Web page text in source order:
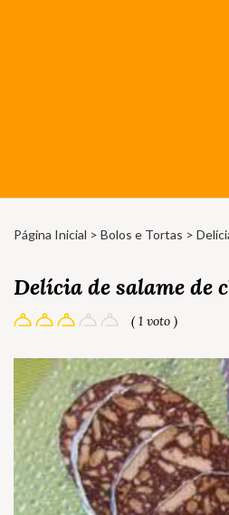
Página Inicial > Bolos e Tortas >
Delícia de salame de
( 1 voto )